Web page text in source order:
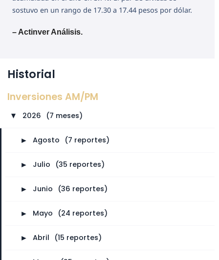
sostuvo en un rango de 17.30 a 17.44 pesos por dólar.
– Actinver Análisis.
Historial
Inversiones AM/PM
► 2026 (7 meses)
► Agosto (7 reportes)
► Julio (35 reportes)
► Junio (36 reportes)
► Mayo (24 reportes)
► Abril (15 reportes)